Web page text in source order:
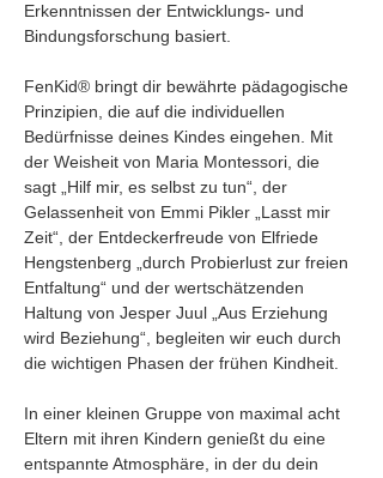
Erkenntnissen der Entwicklungs- und
Bindungsforschung basiert.
FenKid® bringt dir bewährte pädagogische
Prinzipien, die auf die individuellen
Bedürfnisse deines Kindes eingehen. Mit
der Weisheit von Maria Montessori, die
sagt „Hilf mir, es selbst zu tun“, der
Gelassenheit von Emmi Pikler „Lasst mir
Zeit“, der Entdeckerfreude von Elfriede
Hengstenberg „durch Probierlust zur freien
Entfaltung“ und der wertschätzenden
Haltung von Jesper Juul „Aus Erziehung
wird Beziehung“, begleiten wir euch durch
die wichtigen Phasen der frühen Kindheit.
In einer kleinen Gruppe von maximal acht
Eltern mit ihren Kindern genießt du eine
entspannte Atmosphäre, in der du dein